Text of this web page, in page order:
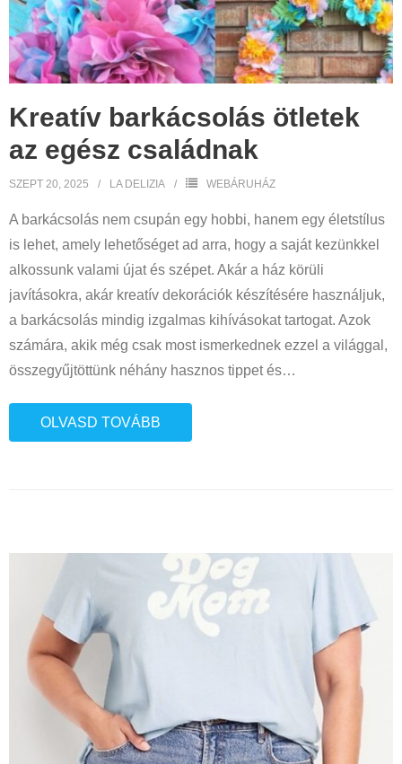
Kreatív barkácsolás ötletek
az egész családnak
SZEPT 20, 2025 LA DELIZIA WEBÁRUHÁZ
A barkácsolás nem csupán egy hobbi, hanem egy életstílus
is lehet, amely lehetőséget ad arra, hogy a saját kezünkkel
alkossunk valami újat és szépet. Akár a ház körüli
javításokra, akár kreatív dekorációk készítésére használjuk,
a barkácsolás mindig izgalmas kihívásokat tartogat. Azok
számára, akik még csak most ismerkednek ezzel a világgal,
összegyűjtöttünk néhány hasznos tippet és…
OLVASD TOVÁBB